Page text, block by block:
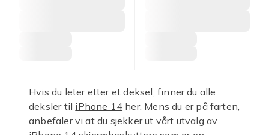
Hvis du leter etter et deksel, finner du alle
deksler til iPhone 14 her. Mens du er på farten,
anbefaler vi at du sjekker ut vårt utvalg av